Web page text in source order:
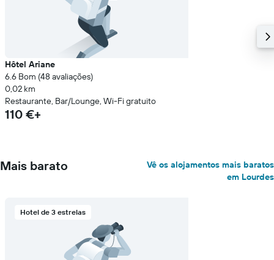
Hôtel Ariane
6.6 Bom (48 avaliações)
0,02 km
Restaurante, Bar/Lounge, Wi-Fi gratuito
110 €+
Mais barato
Vê os alojamentos mais baratos
em Lourdes
Hotel de 3 estrelas